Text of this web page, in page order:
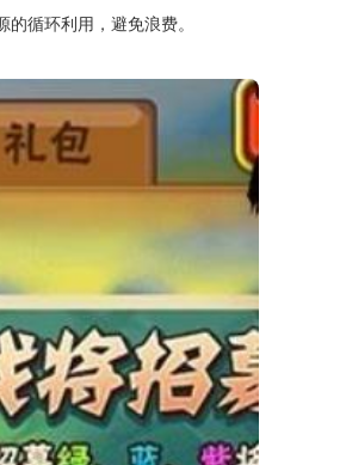
循环利用，避免浪费。